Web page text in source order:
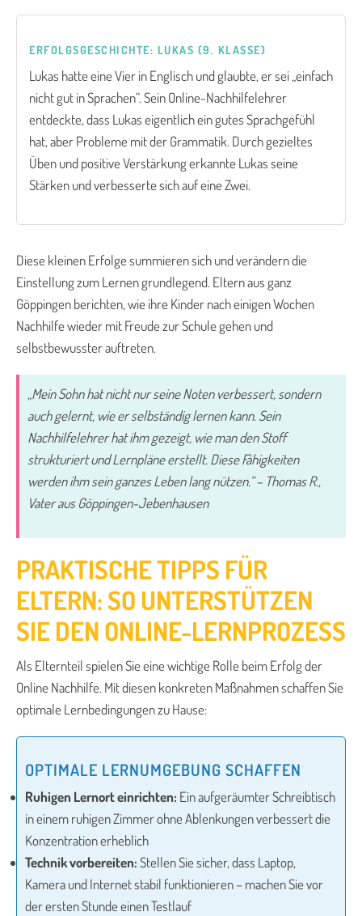
ERFOLGSGESCHICHTE: LUKAS (9. KLASSE)
Lukas hatte eine Vier in Englisch und glaubte, er sei „einfach
nicht gut in Sprachen“. Sein Online-Nachhilfelehrer
entdeckte, dass Lukas eigentlich ein gutes Sprachgefühl
hat, aber Probleme mit der Grammatik. Durch gezieltes
Üben und positive Verstärkung erkannte Lukas seine
Stärken und verbesserte sich auf eine Zwei.
Diese kleinen Erfolge summieren sich und verändern die
Einstellung zum Lernen grundlegend. Eltern aus ganz
Göppingen berichten, wie ihre Kinder nach einigen Wochen
Nachhilfe wieder mit Freude zur Schule gehen und
selbstbewusster auftreten.
„Mein Sohn hat nicht nur seine Noten verbessert, sondern
auch gelernt, wie er selbständig lernen kann. Sein
Nachhilfelehrer hat ihm gezeigt, wie man den Stoff
strukturiert und Lernpläne erstellt. Diese Fähigkeiten
werden ihm sein ganzes Leben lang nützen.“ – Thomas R.,
Vater aus Göppingen-Jebenhausen
PRAKTISCHE TIPPS FÜR
ELTERN: SO UNTERSTÜTZEN
SIE DEN ONLINE-LERNPROZESS
Als Elternteil spielen Sie eine wichtige Rolle beim Erfolg der
Online Nachhilfe. Mit diesen konkreten Maßnahmen schaffen Sie
optimale Lernbedingungen zu Hause:
OPTIMALE LERNUMGEBUNG SCHAFFEN
Ruhigen Lernort einrichten: Ein aufgeräumter Schreibtisch
in einem ruhigen Zimmer ohne Ablenkungen verbessert die
Konzentration erheblich
Technik vorbereiten:Stellen Sie sicher, dass Laptop,
Kamera und Internet stabil funktionieren – machen Sie vor
der ersten Stunde einen Testlauf